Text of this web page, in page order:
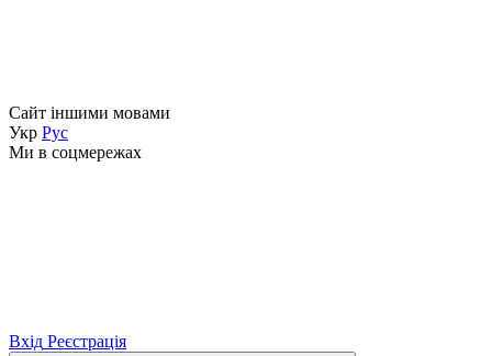
Сайт іншими мовами
Укр Рус
Ми в соцмережах
Вхід Реєстрація